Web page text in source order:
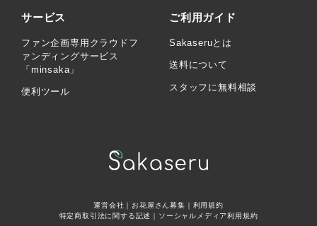
サービス
ファン企画専用クラウドフ
ァンディングサービス
「minsaka」
便利ツール
ご利用ガイド
Sakaseruとは
送料について
スタッフに無料相談
運営会社 ｜お花屋さん募集
利用規約
特定商取引法に関する記述
ソーシャルメディア利用規約